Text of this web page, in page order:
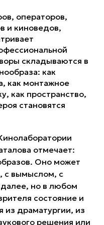
операторов,
и киноведов,
складываются в
как
как монтажное
как пространство,
становятся
отмечает:
Оно может
с вымыслом, с
но в любом
состояние и
драматургии, из
решения или